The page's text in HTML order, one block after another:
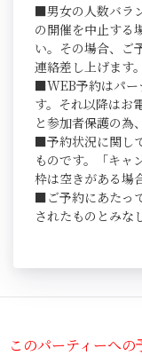
■男女の人数バラ
の開催を中止する
い。その場合、ご
連絡差し上げます。
■WEB予約はパー
す。それ以降はお
と参加者保護の為
■予約状況に関し
ものです。「キャ
枠は空きがある場
■ご予約にあたっ
されたものとみな
このパーティーへの